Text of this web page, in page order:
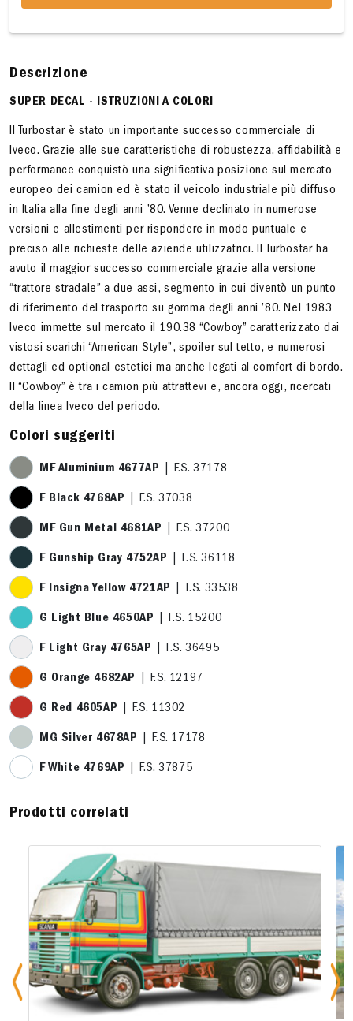
Descrizione
SUPER DECAL - ISTRUZIONI A COLORI
Il Turbostar è stato un importante successo commerciale di
Iveco. Grazie alle sue caratteristiche di robustezza, affidabilità e
performance conquistò una significativa posizione sul mercato
europeo dei camion ed è stato il veicolo industriale più diffuso
in Italia alla fine degli anni ’80. Venne declinato in numerose
versioni e allestimenti per rispondere in modo puntuale e
preciso alle richieste delle aziende utilizzatrici. Il Turbostar ha
avuto il maggior successo commerciale grazie alla versione
“trattore stradale” a due assi, segmento in cui diventò un punto
di riferimento del trasporto su gomma degli anni ’80. Nel 1983
Iveco immette sul mercato il 190.38 “Cowboy” caratterizzato dai
vistosi scarichi “American Style”, spoiler sul tetto, e numerosi
dettagli ed optional estetici ma anche legati al comfort di bordo.
Il “Cowboy” è tra i camion più attrattevi e, ancora oggi, ricercati
della linea Iveco del periodo.
Colori suggeriti
MF Aluminium 4677AP | F.S. 37178
F Black 4768AP | F.S. 37038
MF Gun Metal 4681AP | F.S. 37200
F Gunship Gray 4752AP | F.S. 36118
F Insigna Yellow 4721AP | F.S. 33538
G Light Blue 4650AP | F.S. 15200
F Light Gray 4765AP | F.S. 36495
G Orange 4682AP | F.S. 12197
G Red 4605AP | F.S. 11302
MG Silver 4678AP | F.S. 17178
F White 4769AP | F.S. 37875
Prodotti correlati